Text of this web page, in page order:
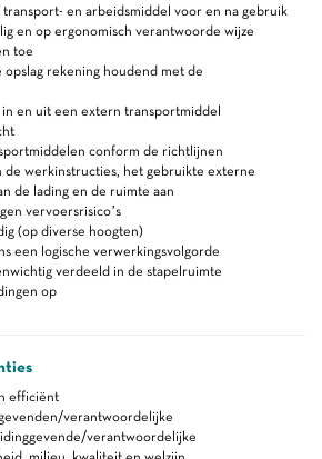
en arbeidsmiddel voor en na gebruik
en op ergonomisch verantwoorde wijze
toe
rekening houdend met de
en uit een extern transportmiddel
conform de richtlijnen
de werkinstructies, het gebruikte externe
de lading en de ruimte aan
vervoersrisico’s
(op diverse hoogten)
een logische verwerkingsvolgorde
verdeeld in de stapelruimte
op
efficiënt
verantwoordelijke
verantwoordelijke